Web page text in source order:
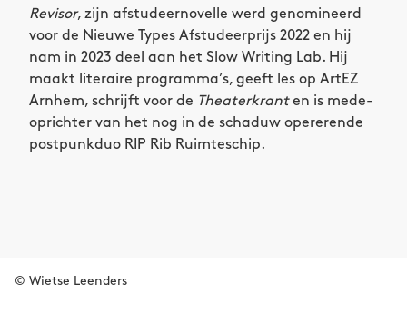
Revisor, zijn afstudeernovelle werd genomineerd
voor de Nieuwe Types Afstudeerprijs 2022 en hij
nam in 2023 deel aan het Slow Writing Lab. Hij
maakt literaire programma’s, geeft les op ArtEZ
Arnhem, schrijft voor de Theaterkranten is mede-
oprichter van het nog in de schaduw opererende
postpunkduo RIP Rib Ruimteschip.
© Wietse Leenders